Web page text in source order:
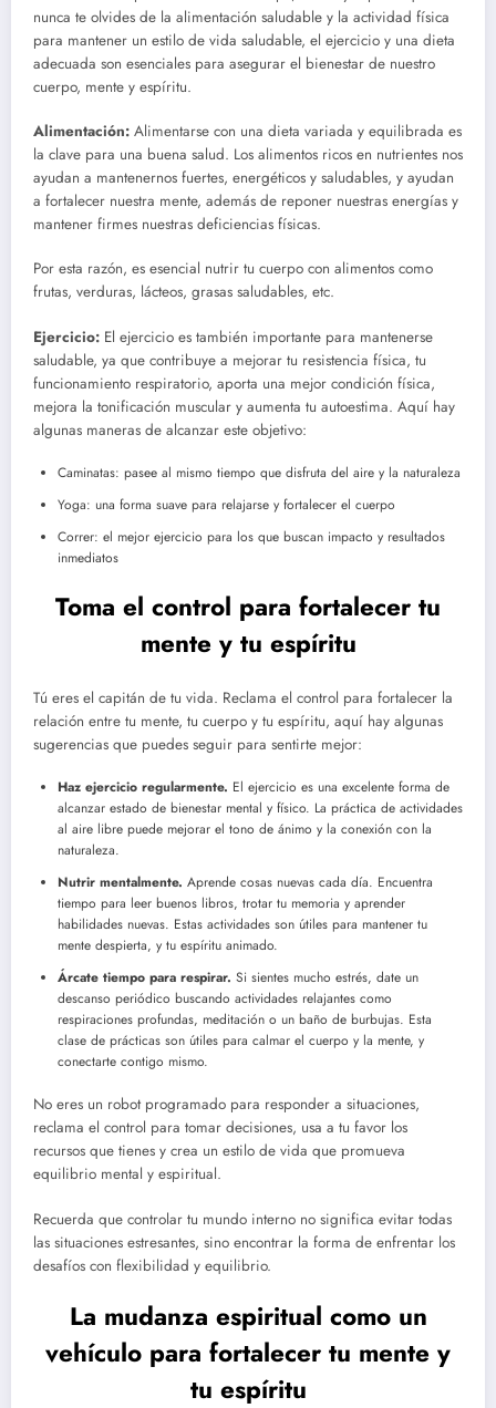
nunca te olvides de la alimentación saludable y la actividad física
para mantener un estilo de vida saludable, el ejercicio y una dieta
adecuada son esenciales para asegurar el bienestar de nuestro
cuerpo, mente y espíritu.
Alimentación: Alimentarse con una dieta variada y equilibrada es
la clave para una buena salud. Los alimentos ricos en nutrientes nos
ayudan a mantenernos fuertes, energéticos y saludables, y ayudan
a fortalecer nuestra mente, además de reponer nuestras energías y
mantener firmes nuestras deficiencias físicas.
Por esta razón, es esencial nutrir tu cuerpo con alimentos como
frutas, verduras, lácteos, grasas saludables, etc.
Ejercicio: El ejercicio es también importante para mantenerse
saludable, ya que contribuye a mejorar tu resistencia física, tu
funcionamiento respiratorio, aporta una mejor condición física,
mejora la tonificación muscular y aumenta tu autoestima. Aquí hay
algunas maneras de alcanzar este objetivo:
Caminatas: pasee al mismo tiempo que disfruta del aire y la naturaleza
Yoga: una forma suave para relajarse y fortalecer el cuerpo
Correr: el mejor ejercicio para los que buscan impacto y resultados
inmediatos
Toma el control para fortalecer tu
mente y tu espíritu
Tú eres el capitán de tu vida. Reclama el control para fortalecer la
relación entre tu mente, tu cuerpo y tu espíritu, aquí hay algunas
sugerencias que puedes seguir para sentirte mejor:
Haz ejercicio regularmente. El ejercicio es una excelente forma de
alcanzar estado de bienestar mental y físico. La práctica de actividades
al aire libre puede mejorar el tono de ánimo y la conexión con la
naturaleza.
Nutrir mentalmente. Aprende cosas nuevas cada día. Encuentra
tiempo para leer buenos libros, trotar tu memoria y aprender
habilidades nuevas. Estas actividades son útiles para mantener tu
mente despierta, y tu espíritu animado.
Árcate tiempo para respirar. Si sientes mucho estrés, date un
descanso periódico buscando actividades relajantes como
respiraciones profundas, meditación o un baño de burbujas. Esta
clase de prácticas son útiles para calmar el cuerpo y la mente, y
conectarte contigo mismo.
No eres un robot programado para responder a situaciones,
reclama el control para tomar decisiones, usa a tu favor los
recursos que tienes y crea un estilo de vida que promueva
equilibrio mental y espiritual.
Recuerda que controlar tu mundo interno no significa evitar todas
las situaciones estresantes, sino encontrar la forma de enfrentar los
desafíos con flexibilidad y equilibrio.
La mudanza espiritual como un
vehículo para fortalecer tu mente y
tu espíritu